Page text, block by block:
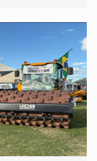
faz evento em